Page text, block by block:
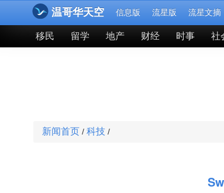
温哥华天空 信息版 流星版 流星文摘
移民 留学 地产 财经 时事 社
新闻首页 / 科技 /